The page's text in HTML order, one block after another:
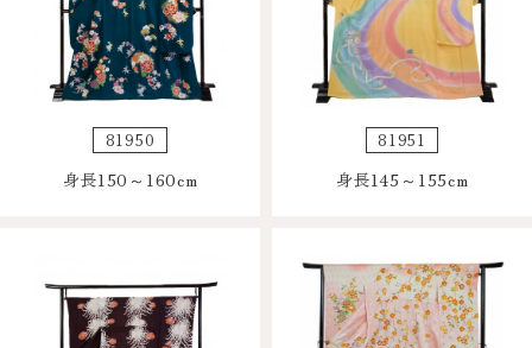
81950
身長150～160cm
81951
身長145～155cm